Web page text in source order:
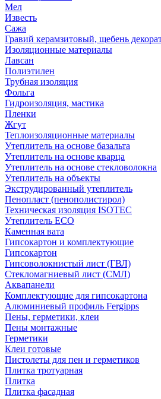
Мел
Известь
Сажа
Гравий керамзитовый, щебень
Изоляционные материалы
Лавсан
Полиэтилен
Трубная изоляция
Фольга
Гидроизоляция, мастика
Пленки
Жгут
Теплоизоляционные материалы
Утеплитель на основе базальта
Утеплитель на основе кварца
Утеплитель на основе стекловолокна
Утеплитель на объекты
Экструдированный утеплитель
Пенопласт (пенополистирол)
Техническая изоляция ISOTEC
Утеплитель ECO
Каменная вата
Гипсокартон и комплектующие
Гипсокартон
Гипсоволокнистый лист (ГВЛ)
Стекломагниевый лист (СМЛ)
Аквапанели
Комплектующие для гипсокартона
Алюминиевый профиль Fergipps
Пены, герметики, клеи
Пены монтажные
Герметики
Клеи готовые
Пистолеты для пен и герметиков
Плитка тротуарная
Плитка
Плитка фасадная